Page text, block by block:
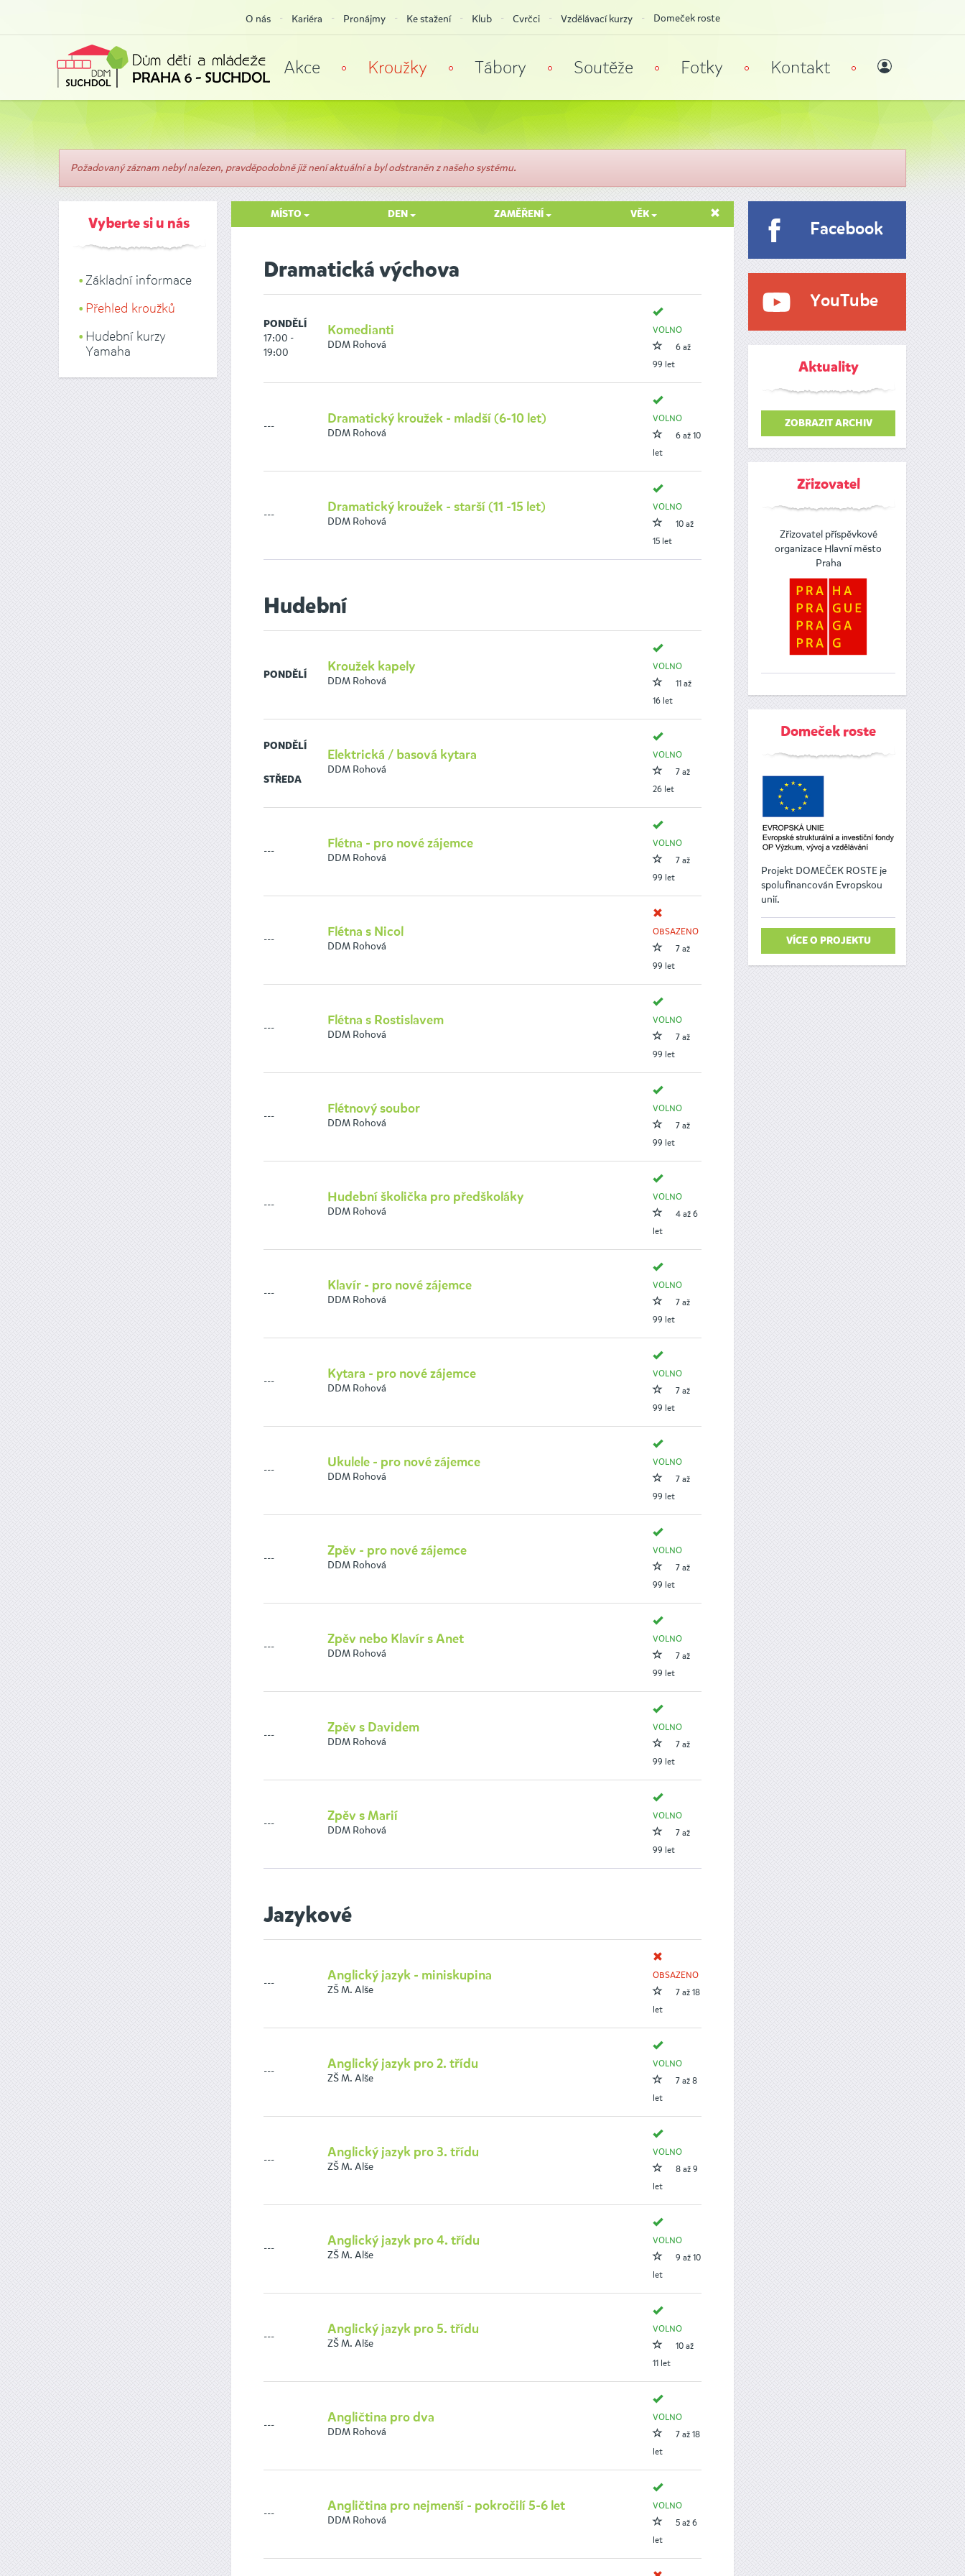
Akce Kroužky Tábory Soutěže Fotky Kontakt
O nás Kariéra Pronájmy Ke stažení Klub Cvrčci Vzdělávací kurzy Domeček roste
Požadovaný záznam nebyl nalezen, pravděpodobně již není aktuální a byl odstraněn z našeho systému.
Vyberte si u nás
Základní informace
Přehled kroužků
Hudební kurzy
Yamaha
MÍSTO DEN ZAMĚŘENÍ VĚK
Dramatická výchova
PONDĚLÍ
17:00 -
19:00
Komedianti
DDM Rohová
VOLNO
6 až
99 let
---
Dramatický kroužek - mladší (6-10 let)
DDM Rohová
VOLNO
6 až 10
let
---
Dramatický kroužek - starší (11 -15 let)
DDM Rohová
VOLNO
10 až
15 let
Hudební
PONDĚLÍ
Kroužek kapely
DDM Rohová
VOLNO
11 až
16 let
PONDĚLÍ
STŘEDA
Elektrická / basová kytara
DDM Rohová
VOLNO
7 až
26 let
---
Flétna - pro nové zájemce
DDM Rohová
VOLNO
7 až
99 let
---
Flétna s Nicol
DDM Rohová
OBSAZENO
7 až
99 let
---
Flétna s Rostislavem
DDM Rohová
VOLNO
7 až
99 let
---
Flétnový soubor
DDM Rohová
VOLNO
7 až
99 let
---
Hudební školička pro předškoláky
DDM Rohová
VOLNO
4 až 6
let
---
Klavír - pro nové zájemce
DDM Rohová
VOLNO
7 až
99 let
---
Kytara - pro nové zájemce
DDM Rohová
VOLNO
7 až
99 let
---
Ukulele - pro nové zájemce
DDM Rohová
VOLNO
7 až
99 let
---
Zpěv - pro nové zájemce
DDM Rohová
VOLNO
7 až
99 let
---
Zpěv nebo Klavír s Anet
DDM Rohová
VOLNO
7 až
99 let
---
Zpěv s Davidem
DDM Rohová
VOLNO
7 až
99 let
---
Zpěv s Marií
DDM Rohová
VOLNO
7 až
99 let
Jazykové
---
Anglický jazyk - miniskupina
ZŠ M. Alše
OBSAZENO
7 až 18
let
---
Anglický jazyk pro 2. třídu
ZŠ M. Alše
VOLNO
7 až 8
let
---
Anglický jazyk pro 3. třídu
ZŠ M. Alše
VOLNO
8 až 9
let
---
Anglický jazyk pro 4. třídu
ZŠ M. Alše
VOLNO
9 až 10
let
---
Anglický jazyk pro 5. třídu
ZŠ M. Alše
VOLNO
10 až
11 let
---
Angličtina pro dva
DDM Rohová
VOLNO
7 až 18
let
---
Angličtina pro nejmenší - pokročilí 5-6 let
DDM Rohová
VOLNO
5 až 6
let
Facebook
YouTube
Aktuality
ZOBRAZIT ARCHIV
Zřizovatel
Zřizovatel příspěvkové
organizace Hlavní město
Praha
Domeček roste
Projekt DOMEČEK ROSTE je
spolufinancován Evropskou
unií.
VÍCE O PROJEKTU